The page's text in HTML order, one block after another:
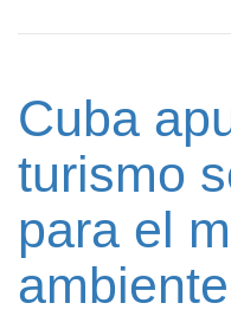
Cuba
turismo
para el
ambiente